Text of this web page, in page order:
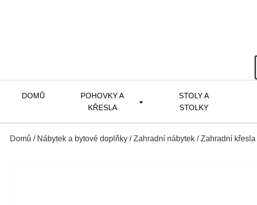
DOMŮ
POHOVKY A
KŘESLA
STOLY A
STOLKY
Domů / Nábytek a bytové doplňky /Zahradní nábytek /Zahradní křesla